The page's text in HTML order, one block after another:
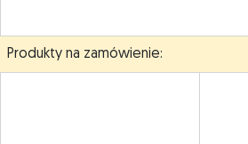
Produkty na zamówienie: